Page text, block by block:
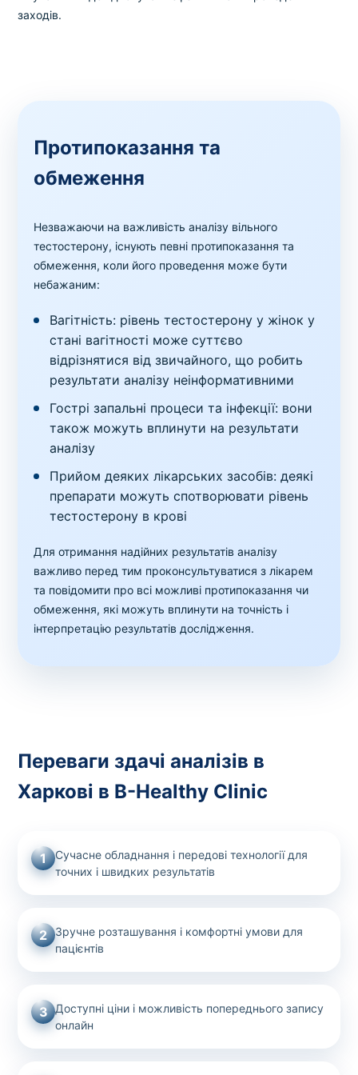
заходів.
Протипоказання та
обмеження
Незважаючи на важливість аналізу вільного
тестостерону, існують певні протипоказання та
обмеження, коли його проведення може бути
небажаним:
Вагітність: рівень тестостерону у жінок у
стані вагітності може суттєво
відрізнятися від звичайного, що робить
результати аналізу неінформативними
Гострі запальні процеси та інфекції: вони
також можуть вплинути на результати
аналізу
Прийом деяких лікарських засобів: деякі
препарати можуть спотворювати рівень
тестостерону в крові
Для отримання надійних результатів аналізу
важливо перед тим проконсультуватися з лікарем
та повідомити про всі можливі протипоказання чи
обмеження, які можуть вплинути на точність і
інтерпретацію результатів дослідження.
Переваги здачі аналізів в
Харкові в B-Healthy Clinic
1
Сучасне обладнання і передові технології для
точних і швидких результатів
2
Зручне розташування і комфортні умови для
пацієнтів
3 Доступні ціни і можливість попереднього запису
онлайн